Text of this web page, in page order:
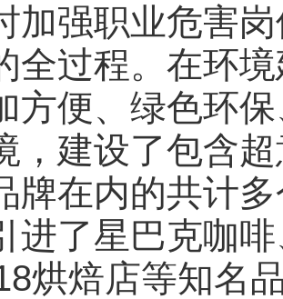
加强职业危害
全过程。在环
方便、绿色环
，建设了包含
牌在内的共计
进了星巴克咖
烘焙店等知名